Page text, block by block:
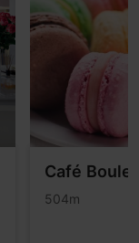
Café
504m